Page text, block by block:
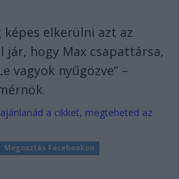
képes elkerülni azt az
jár, hogy Max csapattársa,
vagyok nyűgözve” –
a cikket, megteheted az
Megosztás Facebookon